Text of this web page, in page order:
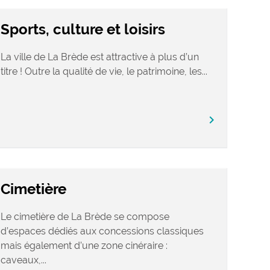
Sports, culture et loisirs
La ville de La Brède est attractive à plus d’un
titre ! Outre la qualité de vie, le patrimoine, les...
chevron_right
Cimetière
Le cimetière de La Brède se compose
d’espaces dédiés aux concessions classiques
mais également d’une zone cinéraire :
caveaux,...